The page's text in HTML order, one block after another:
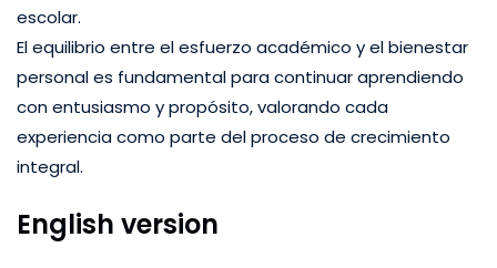
escolar.
El equilibrio entre el esfuerzo académico y el bienestar
personal es fundamental para continuar aprendiendo
con entusiasmo y propósito, valorando cada
experiencia como parte del proceso de crecimiento
integral.
English version